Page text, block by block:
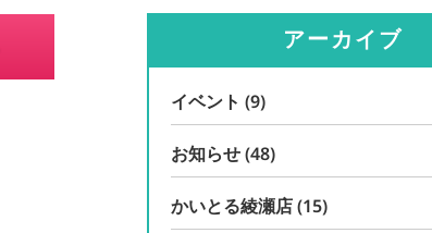
アーカイブ
イベント (9)
お知らせ(48)
かいとる綾瀬店(15)